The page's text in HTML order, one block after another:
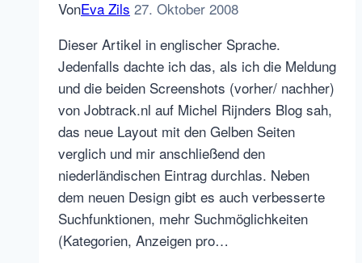
VonEva Zils 27. Oktober 2008
Dieser Artikel in englischer Sprache.
Jedenfalls dachte ich das, als ich die Meldung
und die beiden Screenshots (vorher/ nachher)
von Jobtrack.nl auf Michel Rijnders Blog sah,
das neue Layout mit den Gelben Seiten
verglich und mir anschließend den
niederländischen Eintrag durchlas. Neben
dem neuen Design gibt es auch verbesserte
Suchfunktionen, mehr Suchmöglichkeiten
(Kategorien, Anzeigen pro…